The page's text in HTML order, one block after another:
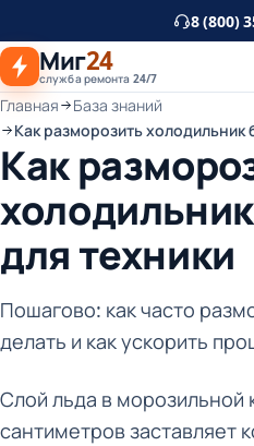
основному
контенту
8 (800)
Миг24
служба ремонта 24/7
Главная
База знаний
Как разморозить холодильник
Как
для техники
Пошагово: как часто
делать и как ускорить
Слой льда в морозильной
сантиметров заставляет